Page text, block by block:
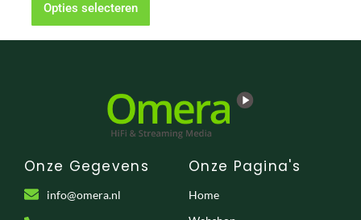
Opties selecteren
productpagina
Onze Gegevens
info@omera.nl
Onze Pagina's
Home